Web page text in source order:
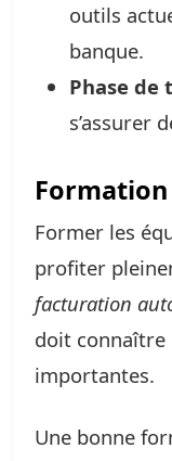
outils
banque.
Phase de
s’assurer
Former les
profiter
facturation
doit connaître
importantes.
Une bonne